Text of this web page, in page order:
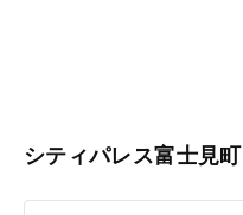
シティパレス富士見町